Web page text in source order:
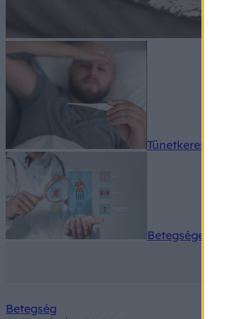
Tünetkereső
Betegségek A-Z
Betegség